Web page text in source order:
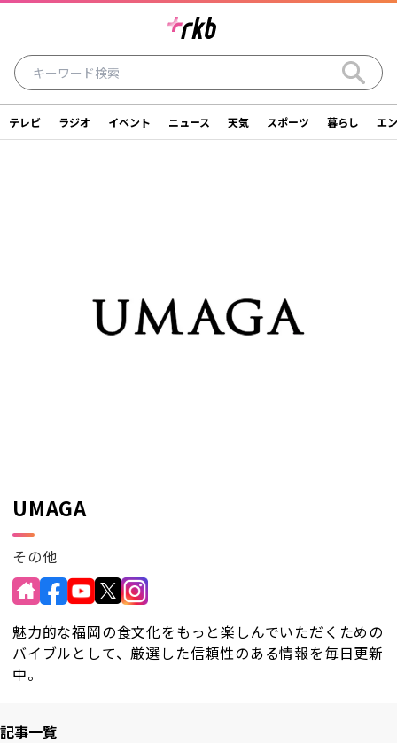
テレビ ラジオ イベント ニュース
ショッピング SNS一覧
テレビ ラジオ イベント ニュース 天気 スポーツ 暮らし エ
UMAGA
その他
魅力的な福岡の食文化をもっと楽しんでいただくための
バイブルとして、厳選した信頼性のある情報を毎日更新
中。
記事一覧